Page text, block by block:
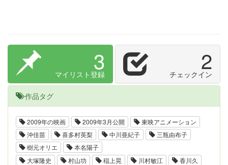
3
マイリスト登録 2
チェックイン
作品タグ
2009年の映画 2009年3月公開
東映アニメーション
沖佳苗
喜多村英梨 中川亜紀子
三瓶由布子
樹元オリエ
本名陽子
大塚隆史
村山功 稲上晃 川村敏江
香川久